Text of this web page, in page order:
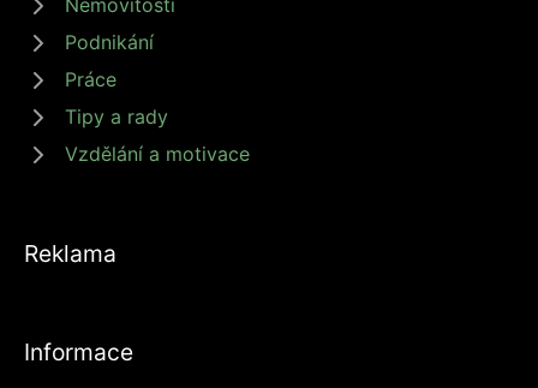
Nemovitosti
Podnikání
Práce
Tipy a rady
Vzdělání a motivace
Reklama
Informace